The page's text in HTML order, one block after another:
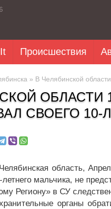
It Происшествия
» В Челябинской
ОБЛАСТИ
СВОЕГО
область,
мальчика, не
Региону» в СУ
органы